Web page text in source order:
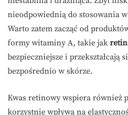
nieodpowiednią do stosowania
Warto zatem zacząć od
formy witaminy A, takie jak
bezpieczniejsze i przekształcają
bezpośrednio w skórze.
Kwas retinowy wspiera również
korzystnie wpływa na